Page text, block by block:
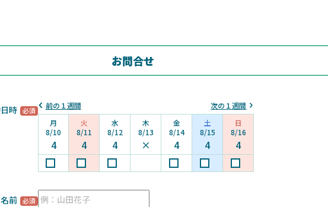
お問合せ
時 前の１週間
次の１週間
月
8/10
4
火
8/11
4
水
8/12
4
木
8/13
×
金
8/14
4
土
8/15
4
日
8/16
4
前